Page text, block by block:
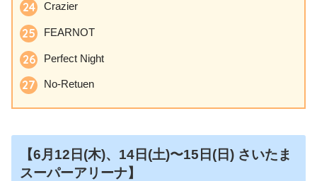
Crazier
FEARNOT
Perfect Night
No-Retuen
【6月12日 (木)、14日(土)〜15日(日) さいたま
スーパーアリーナ】